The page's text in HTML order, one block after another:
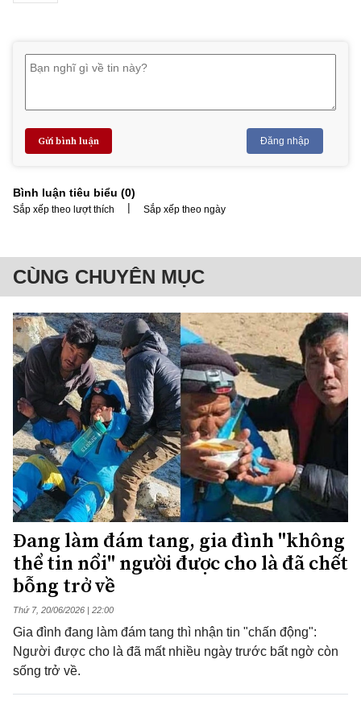
Gửi bình luận Đăng nhập
Bình luận tiêu biểu (0)
Sắp xếp theo lượt thích | Sắp xếp theo ngày
CÙNG CHUYÊN MỤC
Đang làm đám tang, gia đình "không
thể tin nổi" người được cho là đã chết
bỗng trở về
Thứ 7, 20/06/2026 | 22:00
Gia đình đang làm đám tang thì nhận tin "chấn động":
Người được cho là đã mất nhiều ngày trước bất ngờ còn
sống trở về.